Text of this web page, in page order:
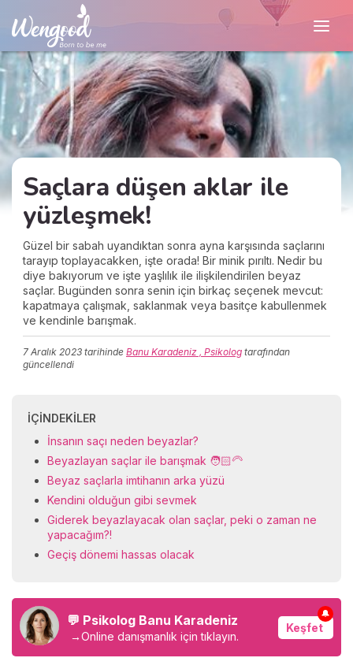
Saçlara düşen aklar ile
yüzleşmek!
Güzel bir sabah uyandıktan sonra ayna karşısında saçlarını
tarayıp toplayacakken, işte orada! Bir minik pırıltı. Nedir bu
diye bakıyorum ve işte yaşlılık ile ilişkilendirilen beyaz
saçlar. Bugünden sonra senin için birkaç seçenek mevcut:
kapatmaya çalışmak, saklanmak veya basitçe kabullenmek
ve kendinle barışmak.
7 Aralık 2023 tarihinde Banu Karadeniz , Psikolog tarafından
güncellendi
İÇINDEKILER
İnsanın saçı neden beyazlar?
Beyazlayan saçlar ile barışmak 🧑🏻‍🦳
Beyaz saçlarla imtihanın arka yüzü
Kendini olduğun gibi sevmek
Giderek beyazlayacak olan saçlar, peki o zaman ne
yapacağım?!
Geçiş dönemi hassas olacak
💬 Psikolog Banu Karadeniz
→Online danışmanlık için tıklayın.
Keşfet
🔔